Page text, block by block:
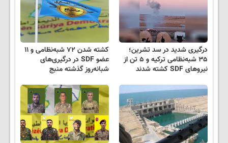
درگیری شدید در سد تشرین؛
۳۵ شبه‌نظامی ترکیه و ۵ تن از
نیروهای SDF کشته شدند
کشته شدن ۷۲ شبه‌نظامی و ۱۱
عضو SDF در درگیری‌های
شبانه‌روز گذشته منبج